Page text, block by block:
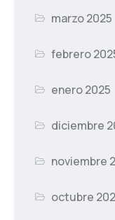
marzo 2025
febrero
enero 2025
diciembre
noviembre
octubre